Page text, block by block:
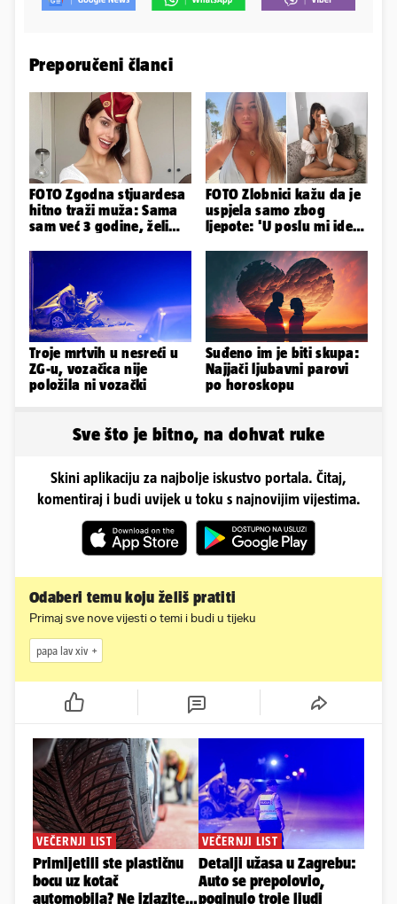
Preporučeni članci
FOTO Zgodna stjuardesa
hitno traži muža: Sama
sam već 3 godine, želim
FOTO Zlobnici kažu da je
uspjela samo zbog
ljepote: 'U poslu mi ide
Troje mrtvih u nesreći u
ZG-u, vozačica nije
položila ni vozački
Suđeno im je biti skupa:
Najjači ljubavni parovi
po horoskopu
Sve što je bitno, na dohvat ruke
Skini aplikaciju za najbolje iskustvo portala. Čitaj,
komentiraj i budi uvijek u toku s najnovijim vijestima.
Odaberi temu koju želiš pratiti
Primaj sve nove vijesti o temi i budi u tijeku
papa lav xiv